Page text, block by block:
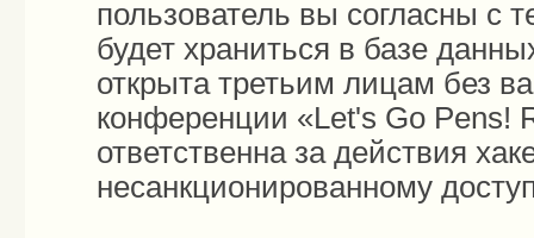
пользователь вы согласны с
будет храниться в базе
открыта третьим лицам без
конференции «Let's Go Pens!
ответственна за действия
несанкционированному